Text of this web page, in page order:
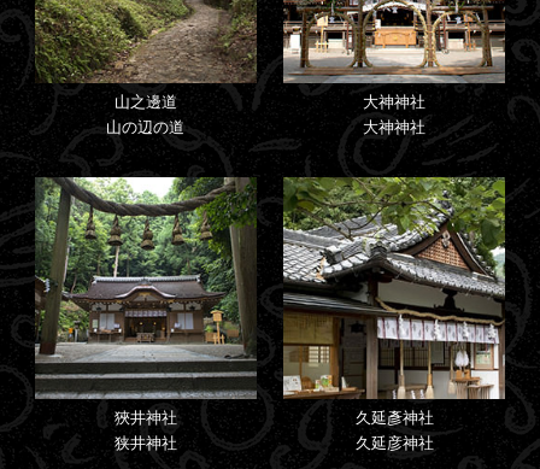
山之邊道
山の辺の道
大神神社
大神神社
狹井神社
狭井神社
久延彥神社
久延彦神社